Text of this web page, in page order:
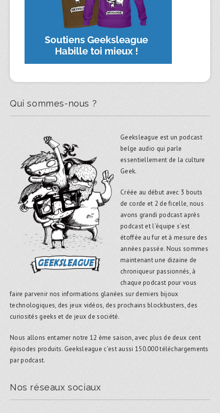
Qui sommes-nous ?
Geeksleague est un podcast
belge audio qui parle
essentiellement de la culture
Geek.
Créée au début avec 3 bouts
de corde et 2 de ficelle, nous
avons grandi podcast après
podcast et l’équipe s’est
étoffée au fur et à mesure des
années passée. Nous sommes
maintenant une dizaine de
chroniqueur passionnés, à
chaque podcast pour vous
faire parvenir nos informations glanées sur derniers bijoux
technologiques, des jeux vidéos, des prochains blockbusters, des
curiosités geeks et de jeux de société.
Nous allons entamer notre 12 ème saison, avec plus de deux cent
épisodes produits. Geeksleague c’est aussi 150.000 téléchargements
par podcast.
Nos réseaux sociaux